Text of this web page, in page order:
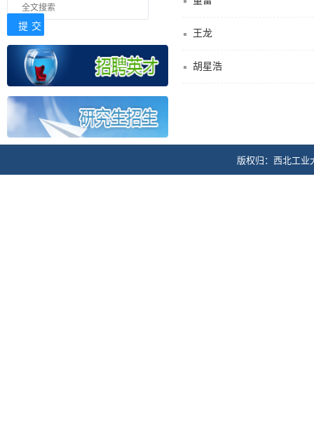
王龙
胡星浩
版权归：西北工